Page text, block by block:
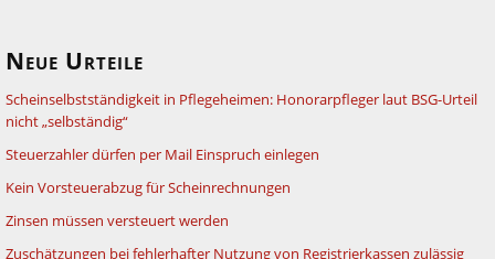
Neue Urteile
Scheinselbstständigkeit in Pflegeheimen: Honorarpfleger laut BSG-Urteil
nicht „selbständig“
Steuerzahler dürfen per Mail Einspruch einlegen
Kein Vorsteuerabzug für Scheinrechnungen
Zinsen müssen versteuert werden
Zuschätzungen bei fehlerhafter Nutzung von Registrierkassen zulässig